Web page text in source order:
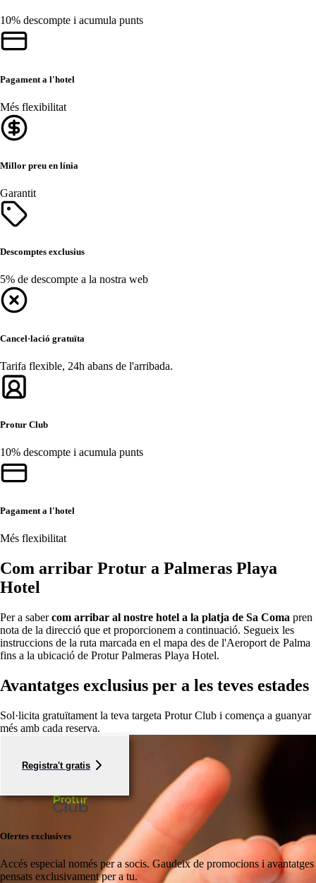
10% descompte i acumula punts
Pagament a l'hotel
Més flexibilitat
Millor preu en línia
Garantit
Descomptes exclusius
5% de descompte a la nostra web
Cancel·lació gratuïta
Tarifa flexible, 24h abans de l'arribada.
Protur Club
10% descompte i acumula punts
Pagament a l'hotel
Més flexibilitat
Com arribar Protur a Palmeras Playa
Hotel
Per a sabercom arribar al nostre hotel a la platja de Sa Coma pren
nota de la direcció que et proporcionem a continuació. Segueix les
instruccions de la ruta marcada en el mapa des de l'Aeroport de Palma
fins a la ubicació de Protur Palmeras Playa Hotel.
Avantatges exclusius per a les teves estades
Sol·licita gratuïtament la teva targeta Protur Club i comença a guanyar
més amb cada reserva.
Registra't gratis
Ofertes exclusives
Accés especial només per a socis. Gaudeix de promocions i avantatges
pensats exclusivament per a tu.